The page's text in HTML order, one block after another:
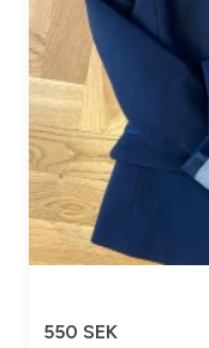
550 SEK